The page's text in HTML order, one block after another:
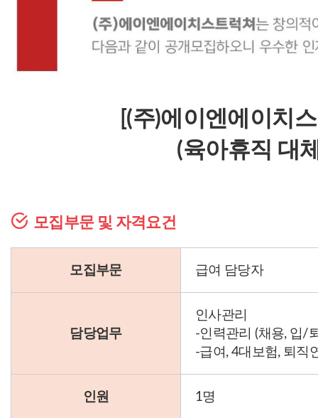
[(주)에이엔에이치
(육아휴직 대
모집부문 및 자격요건
모집부문 급여 담당자
담당업무
인사관리
-인력관리 (채용, 입/
-급여, 4대보험, 퇴직
인원 1명